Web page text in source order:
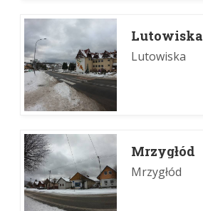
Lutowiska
Lutowiska
Mrzygłód
Mrzygłód